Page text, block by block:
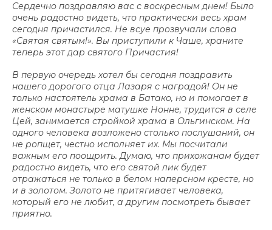
Сердечно поздравляю вас с воскресным днем! Было
очень радостно видеть, что практически весь храм
сегодня причастился. Не всуе прозвучали слова
«Святая святым!». Вы приступили к Чаше, храните
теперь этот дар святого Причастия!
В первую очередь хотел бы сегодня поздравить
нашего дорогого отца Лазаря с наградой! Он не
только настоятель храма в Батако, но и помогает в
женском монастыре матушке Нонне, трудится в селе
Цей, занимается стройкой храма в Ольгинском. На
одного человека возложено столько послушаний, он
не ропщет, честно исполняет их. Мы посчитали
важным его поощрить. Думаю, что прихожанам будет
радостно видеть, что его святой лик будет
отражаться не только в белом наперсном кресте, но
и в золотом. Золото не притягивает человека,
который его не любит, а другим посмотреть бывает
приятно.